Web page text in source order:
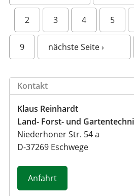
e
t
n
2 3 4 5
9 nächste Seite ›
Kontakt
Klaus Reinhardt
Land- Forst- und
Niederhoner Str. 54 a
D-37269 Eschwege
Anfahrt